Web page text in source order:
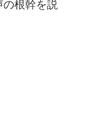
根幹を説